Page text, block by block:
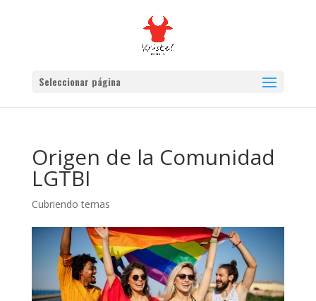
Seleccionar página
Origen de la Comunidad
LGTBI
Cubriendo temas